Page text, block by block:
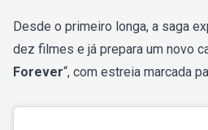
Desde o primeiro longa, a saga
dez filmes e já prepara um novo
Forever“, com estreia marcada